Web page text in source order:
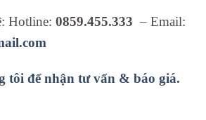
Hotline: 0859.455.333 – Email:
tôi để nhận tư vấn & báo giá.